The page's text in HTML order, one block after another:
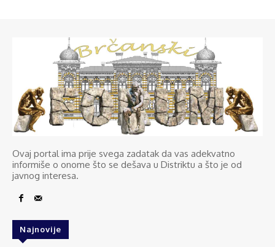
Ovaj portal ima prije svega zadatak da vas adekvatno
informiše o onome što se dešava u Distriktu a što je od
javnog interesa.
Najnovije